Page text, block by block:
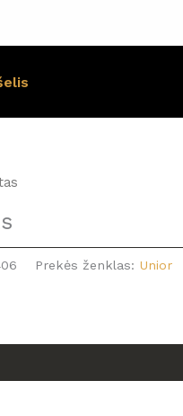
Prekės ženklas: Unior